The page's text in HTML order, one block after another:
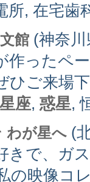
所, 在宅歯
館 (神奈
作ったペ
ひご来場
星座, 惑星,
わが星へ (
きで、ガ
の映像コ